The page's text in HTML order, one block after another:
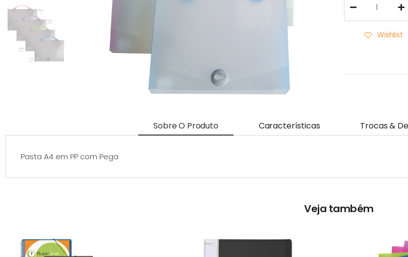
Wishlist
Sobre O Produto Características Trocas &
Pasta A4 em PP com Pega
Veja também